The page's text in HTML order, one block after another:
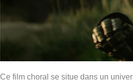
Ce film choral se situe dans un